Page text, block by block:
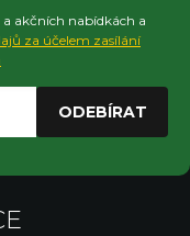
akčních nabídkách a
za účelem zasílání
ODEBÍRAT